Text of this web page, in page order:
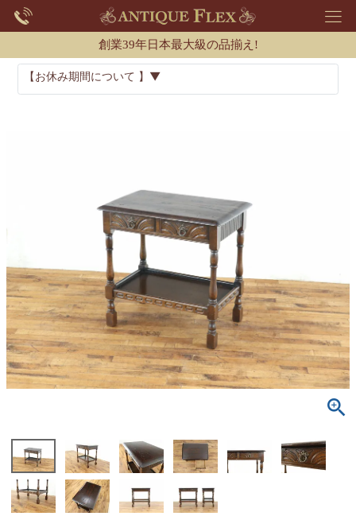
創業39年日本最大級の品揃え!
【お休み期間について 】▼